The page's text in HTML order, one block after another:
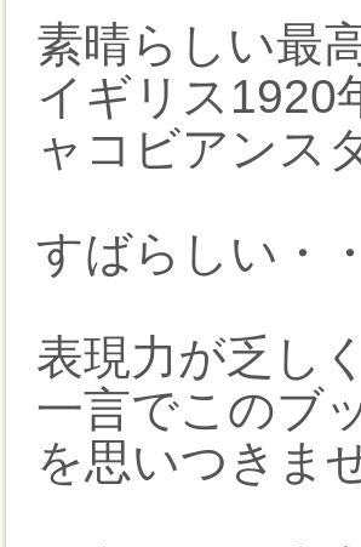
素晴らしい最
イギリス1920
ャコビアンス
すばらしい・・
表現力が乏し
一言でこのブ
を思いつきま